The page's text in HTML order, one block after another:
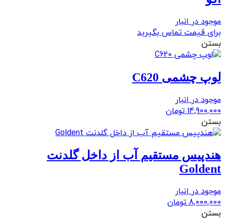
موجود در انبار
برای قیمت تماس بگیرید
بستن
لوپ چشمی C620
موجود در انبار
14,900,000 تومان
بستن
هندپیس مستقیم آب از داخل گلدنت
Goldent
موجود در انبار
8,000,000 تومان
بستن